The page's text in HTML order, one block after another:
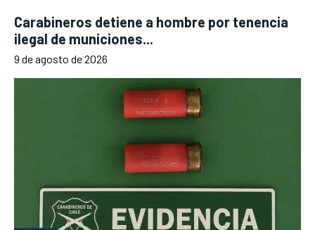
Carabineros detiene a hombre por tenencia
ilegal de municiones...
9 de agosto de 2026